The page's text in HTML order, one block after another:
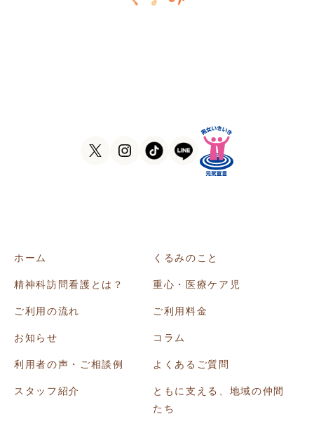
ホーム くるみのこと
精神科訪問看護とは？ 重心・医療ケア児
ご利用の流れ ご利用料金
お知らせ コラム
利用者の声・ご相談例 よくあるご質問
スタッフ紹介
ともに支える、地域の仲間
たち